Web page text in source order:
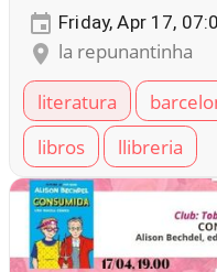
Friday, Apr 17,
la repunantinha
literatura
libros
llibreria